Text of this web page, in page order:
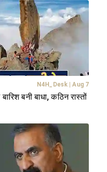
N4H_Desk Aug 7
बनी बाधा, कठिन रास्तों